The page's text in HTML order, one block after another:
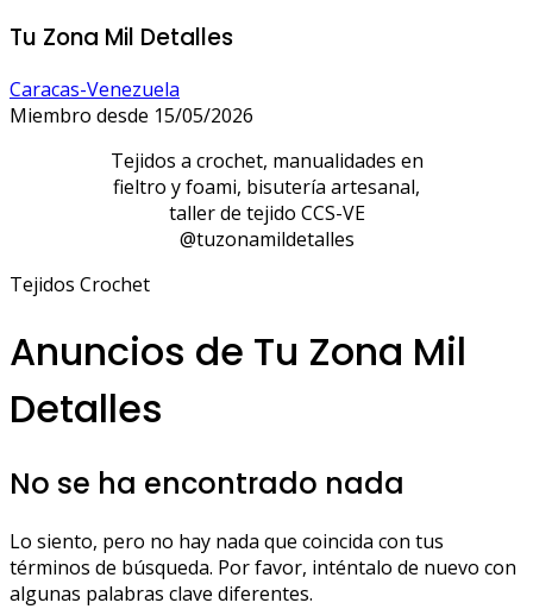
Tu Zona Mil Detalles
Caracas-Venezuela
Miembro desde 15/05/2026
Tejidos a crochet, manualidades en
fieltro y foami, bisutería artesanal,
taller de tejido CCS-VE
@tuzonamildetalles
Tejidos Crochet
Anuncios de Tu Zona Mil
Detalles
No se ha encontrado nada
Lo siento, pero no hay nada que coincida con tus
términos de búsqueda. Por favor, inténtalo de nuevo con
algunas palabras clave diferentes.